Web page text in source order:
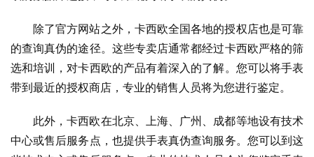
除了官方网站之外，卡西欧全国各地的授权店也是可靠
的查询真伪的途径。这些专卖店通常都经过卡西欧严格的筛
选和培训，对卡西欧的产品有着深入的了解。您可以将手表
带到最近的授权商店，专业的销售人员将为您进行鉴定。
此外，卡西欧在北京、上海、广州、成都等地设有技术
中心或售后服务点，也提供手表真伪查询服务。您可以到这